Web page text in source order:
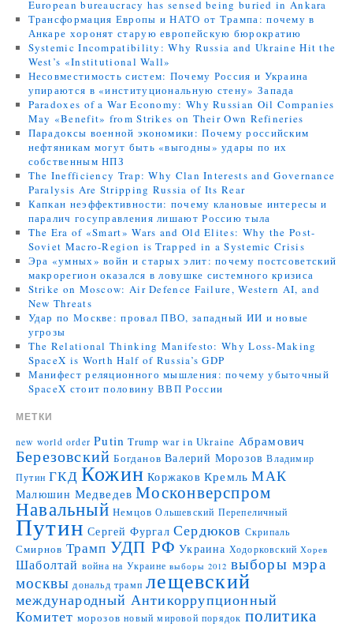
European bureaucracy has sensed being buried in Ankara
Трансформация Европы и НАТО от Трампа: почему в
Анкаре хоронят старую европейскую бюрократию
Systemic Incompatibility: Why Russia and Ukraine Hit the
West’s «Institutional Wall»
Несовместимость систем: Почему Россия и Украина
упираются в «институциональную стену» Запада
Paradoxes of a War Economy: Why Russian Oil Companies
May «Benefit» from Strikes on Their Own Refineries
Парадоксы военной экономики: Почему российским
нефтяникам могут быть «выгодны» удары по их
собственным НПЗ
The Inefficiency Trap: Why Clan Interests and Governance
Paralysis Are Stripping Russia of Its Rear
Капкан неэффективности: почему клановые интересы и
паралич госуправления лишают Россию тыла
The Era of «Smart» Wars and Old Elites: Why the Post-
Soviet Macro-Region is Trapped in a Systemic Crisis
Эра «умных» войн и старых элит: почему постсоветский
макрорегион оказался в ловушке системного кризиса
Strike on Moscow: Air Defence Failure, Western AI, and
New Threats
Удар по Москве: провал ПВО, западный ИИ и новые
угрозы
The Relational Thinking Manifesto: Why Loss-Making
SpaceX is Worth Half of Russia’s GDP
Манифест реляционного мышления: почему убыточный
SpaceX стоит половину ВВП России
МЕТКИ
new world order Putin Trump war in Ukraine Абрамович
Березовский Богданов Валерий Морозов Владимир
Путин ГКД Кожин Коржаков Кремль МАК
Малюшин Медведев Москонверспром
Навальный Немцов Ольшевский Перепеличный
Путин Сергей Фургал Сердюков Скрипаль
Смирнов Трамп УДП РФ Украина Ходорковский Хорев
Шаболтай война на Украине выборы 2012 выборы мэра
москвы дональд трамп лещевский
международный Антикоррупционный
Комитет морозов новый мировой порядок политика